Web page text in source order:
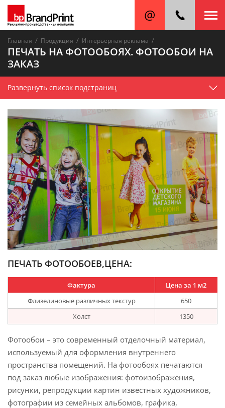
Главная / Продукция / Интерьерная реклама /
ПЕЧАТЬ НА ФОТООБОЯХ. ФОТООБОИ НА
ЗАКАЗ
Развернуть список подстраниц
ПЕЧАТЬ ФОТООБОЕВ,ЦЕНА:
Фактура
Цена за 1 м2
Флизелиновые различных текстур
650
Холст
1350
Фотообои – это современный отделочный материал,
используемый для оформления внутреннего
пространства помещений. На фотообоях печатаются
под заказ любые изображения: фотоизображения,
рисунки, репродукции картин известных художников,
фотографии из семейных альбомов, графика,